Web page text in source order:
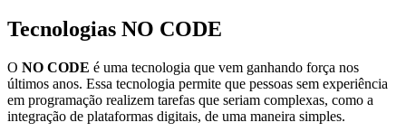
Tecnologias NO CODE
O NO CODE é uma tecnologia que vem ganhando força nos
últimos anos. Essa tecnologia permite que pessoas sem experiência
em programação realizem tarefas que seriam complexas, como a
integração de plataformas digitais, de uma maneira simples.